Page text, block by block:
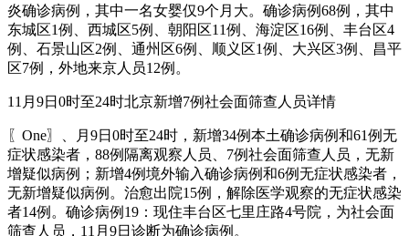
炎确诊病例，其中一名女婴仅9个月大。确诊病例68例，其中
东城区1例、西城区5例、朝阳区11例、海淀区16例、丰台区4
例、石景山区2例、通州区6例、顺义区1例、大兴区3例、昌平
区7例，外地来京人员12例。
11月9日0时至24时北京新增7例社会面筛查人员详情
〖One〗、月9日0时至24时，新增34例本土确诊病例和61例无
症状感染者，88例隔离观察人员、7例社会面筛查人员，无新
增疑似病例；新增4例境外输入确诊病例和6例无症状感染者，
无新增疑似病例。治愈出院15例，解除医学观察的无症状感染
者14例。确诊病例19：现住丰台区七里庄路4号院，为社会面
筛查人员，11月9日诊断为确诊病例。